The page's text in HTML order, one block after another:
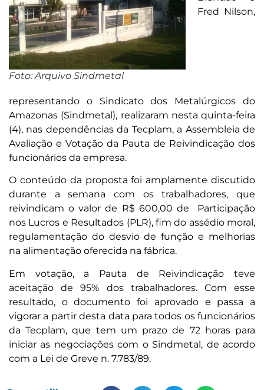
Foto: Arquivo Sindmetal
Fred Nilson,
representando o Sindicato dos Metalúrgicos do
Amazonas (Sindmetal), realizaram nesta quinta-feira
(4), nas dependências da Tecplam, a Assembleia de
Avaliação e Votação da Pauta de Reivindicação dos
funcionários da empresa.
O conteúdo da proposta foi amplamente discutido
durante a semana com os trabalhadores, que
reivindicam o valor de R$ 600,00 de Participação
nos Lucros e Resultados (PLR), fim do assédio moral,
regulamentação do desvio de função e melhorias
na alimentação oferecida na fábrica.
Em votação, a Pauta de Reivindicação teve
aceitação de 95% dos trabalhadores. Com esse
resultado, o documento foi aprovado e passa a
vigorar a partir desta data para todos os funcionários
da Tecplam, que tem um prazo de 72 horas para
iniciar as negociações com o Sindmetal, de acordo
com a Lei de Greve n. 7.783/89.